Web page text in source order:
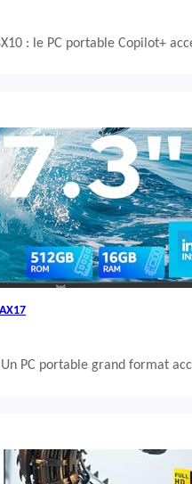
: le PC portable Copilot+
: Un PC portable grand format